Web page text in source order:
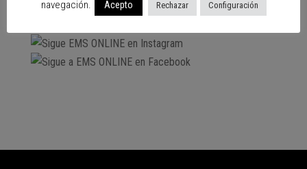
navegación.
Acepto Rechazar Configuración